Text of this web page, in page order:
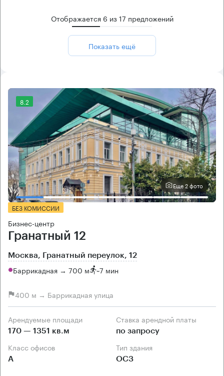
Отображается 6 из17 предложений
Показать ещё
8.2
Еще 2 фото
БЕЗ КОМИССИИ
Бизнес-центр
Гранатный 12
Москва, Гранатный переулок, 12
Баррикадная → 700 м ~7 мин
400 м → Баррикадная улица
Арендуемые площади
170 — 1351 кв.м
Ставка арендной платы
по запросу
Класс офисов
А
Тип здания
ОСЗ